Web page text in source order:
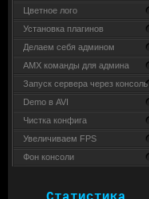
Цветное лого
Установка плагинов
Делаем себя админом
AMX команды для админа
Запуск сервера через консоль
Demo в AVI
Чистка конфига
Увеличиваем FPS
Фон консоли